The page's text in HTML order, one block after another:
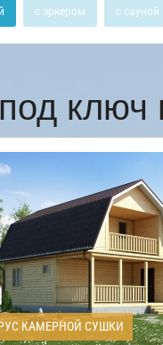
с эркером с сауной
КАМЕРНОЙ СУШКИ